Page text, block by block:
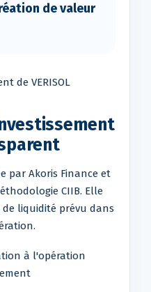
de valeur
de VERISOL
par Akoris Finance et
CIIB. Elle
liquidité prévu dans
à l'opération